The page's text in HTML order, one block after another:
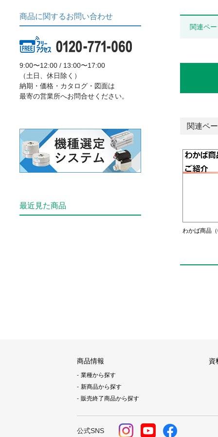
関連ペ
関連ペ
わかば商品
商品に関するお問い合わせ
9:00〜12:00 / 13:00〜17:00
（土日、休日除く）
納期・価格・カタログ・図面は
最寄の営業所へお問合せください。
最近見た商品
商品情報
業種から探す
新商品から探す
販売終了商品から探す
資
公式SNS